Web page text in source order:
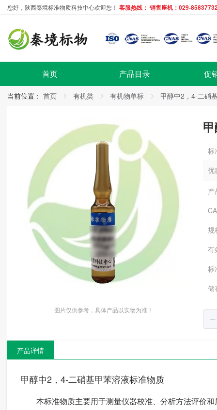
您好，陕西秦境标准物质科技中心欢迎您！ 客服热线： 销售座机：029-
首页 产品目录 促
当前位置： 首页 有机类 有机物单标 甲醇中2，4-二硝
图片仅供参考，具体产品以实物为准！
标
优
产
规
有
标
储
产品详情
甲醇中2，4-二硝基甲苯溶液标准物质
本标准物质主要用于测量仪器校准、分析方法评价